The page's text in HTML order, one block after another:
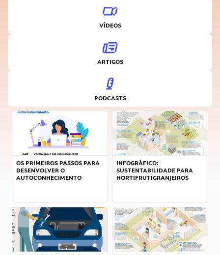
VÍDEOS
ARTIGOS
PODCASTS
OS PRIMEIROS PASSOS PARA
DESENVOLVER O
AUTOCONHECIMENTO
INFOGRÁFICO:
SUSTENTABILIDADE PARA
HORTIFRUTIGRANJEIROS